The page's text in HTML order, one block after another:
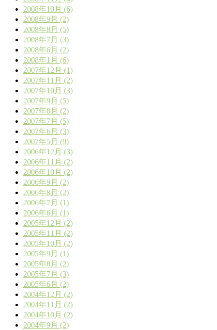
2008年10月 (6)
2008年9月 (2)
2008年8月 (5)
2008年7月 (3)
2008年6月 (2)
2008年1月 (6)
2007年12月 (1)
2007年11月 (2)
2007年10月 (3)
2007年9月 (5)
2007年8月 (2)
2007年7月 (5)
2007年6月 (3)
2007年5月 (9)
2006年12月 (3)
2006年11月 (2)
2006年10月 (2)
2006年9月 (2)
2006年8月 (2)
2006年7月 (1)
2006年6月 (1)
2005年12月 (2)
2005年11月 (2)
2005年10月 (2)
2005年9月 (1)
2005年8月 (2)
2005年7月 (3)
2005年6月 (2)
2004年12月 (2)
2004年11月 (2)
2004年10月 (2)
2004年9月 (2)